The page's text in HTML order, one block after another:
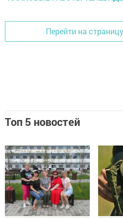
Перейти на
Топ 5 новостей